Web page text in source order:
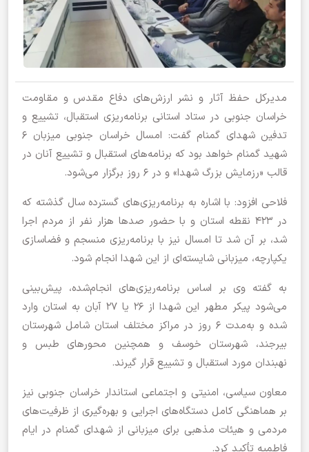
مدیرکل حفظ آثار و نشر ارزش‌های دفاع مقدس و مقاومت
خراسان جنوبی در ستاد استانی برنامه‌ریزی استقبال، تشییع و
تدفین شهدای گمنام گفت: امسال خراسان جنوبی میزبان ۶
شهید گمنام خواهد بود که برنامه‌های استقبال و تشییع آنان در
قالب «رزمایش بزرگ شهدا» و در ۶ روز برگزار می‌شود.
فلاحی افزود: با اشاره به برنامه‌ریزی‌های گسترده سال گذشته که
در ۴۲۳ نقطه استان و با حضور صد‌ها هزار نفر از مردم اجرا
شد، بر آن شد تا امسال نیز با برنامه‌ریزی منسجم و فضاسازی
یکپارچه، میزبانی شایسته‌ای از این شهدا انجام شود.
به گفته وی بر اساس برنامه‌ریزی‌های انجام‌شده، پیش‌بینی
می‌شود پیکر مطهر این شهدا از ۲۶ یا ۲۷ آبان به استان وارد
شده و به‌مدت ۶ روز در مراکز مختلف استان شامل شهرستان
بیرجند، شهرستان خوسف و همچنین محور‌های طبس و
نهبندان مورد استقبال و تشییع قرار گیرند.
معاون سیاسی، امنیتی و اجتماعی استاندار خراسان جنوبی نیز
بر هماهنگی کامل دستگاه‌های اجرایی و بهره‌گیری از ظرفیت‌های
مردمی و هیئات مذهبی برای میزبانی از شهدای گمنام در ایام
فاطمیه تأکید کرد.